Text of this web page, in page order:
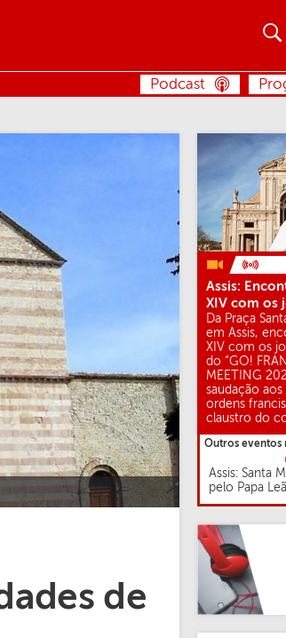
Podcast
de
Assis:
XIV com os
Da Praça
em Assis,
XIV com os
do “GO!
MEETING
saudação
ordens
claustro do
Outros eventos
Assis: Santa
pelo Papa